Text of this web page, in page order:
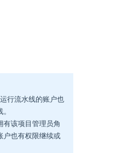
行流水线的账户也
有该项目管理员角
户也有权限继续或